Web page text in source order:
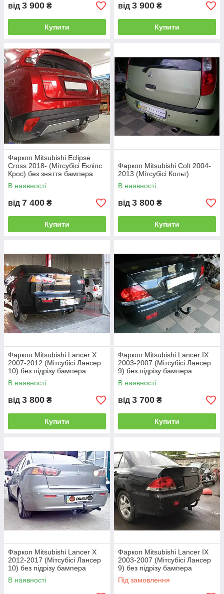
від 3 900 ₴
Купити
від 3 900 ₴
Купити
Фаркоп Mitsubishi Eclipse
Cross 2018- (Мітсубісі Екліпс
Крос) без зняття бампера
В наявності
від 7 400 ₴
Купити
Фаркоп Mitsubishi Colt 2004-
2013 (Мітсубісі Кольт)
В наявності
від 3 800 ₴
Купити
Фаркоп Mitsubishi Lancer X
2007-2012 (Мітсубісі Лансер
10) без підрізу бампера
В наявності
від 3 800 ₴
Купити
Фаркоп Mitsubishi Lancer IX
2003-2007 (Мітсубісі Лансер
9) без підрізу бампера
В наявності
від 3 700 ₴
Купити
Фаркоп Mitsubishi Lancer X
2012-2017 (Мітсубісі Лансер
10) без підрізу бампера
В наявності
Фаркоп Mitsubishi Lancer IX
2003-2007 (Мітсубісі Лансер
9) без підрізу бампера
Під замовлення